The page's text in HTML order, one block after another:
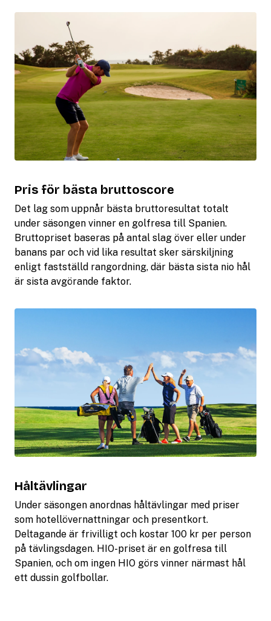
Pris för bästa bruttoscore
Det lag som uppnår bästa bruttoresultat totalt
under säsongen vinner en golfresa till Spanien.
Bruttopriset baseras på antal slag över eller under
banans par och vid lika resultat sker särskiljning
enligt fastställd rangordning, där bästa sista nio hål
är sista avgörande faktor.
Håltävlingar
Under säsongen anordnas håltävlingar med priser
som hotellövernattningar och presentkort.
Deltagande är frivilligt och kostar 100 kr per person
på tävlingsdagen. HIO-priset är en golfresa till
Spanien, och om ingen HIO görs vinner närmast hål
ett dussin golfbollar.